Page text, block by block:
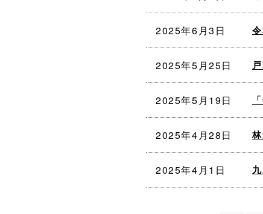
2025年6月3日
2025年5月25日
2025年5月19日
2025年4月28日
2025年4月1日